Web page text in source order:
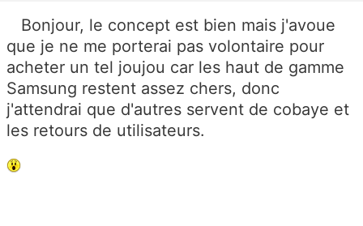
Bonjour, le concept est bien mais j'avoue
que je ne me porterai pas volontaire pour
acheter un tel joujou car les haut de gamme
Samsung restent assez chers, donc
j'attendrai que d'autres servent de cobaye et
les retours de utilisateurs.